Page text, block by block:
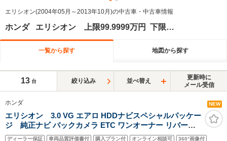
エリシオン(2004年05月～2013年10月)の中古車・中古車情報
ホンダ エリシオン 上限99.9999万円 下限90万円
一覧から探す 地図から探す
13 台 絞り込み 並べ替え
更新時に
メール受信
ホンダ NEW
エリシオン 3.0 VG エアロ HDDナビスペシャルパッケー
ジ 純正ナビ バックカメラ ETC ワンオーナー リバース
連動ドアミラー USB充電ポート フルセグTV 前後ドライ
ディーラー保証 車両品質評価書付 購入プラン付 オンライン相談可 360°画像付